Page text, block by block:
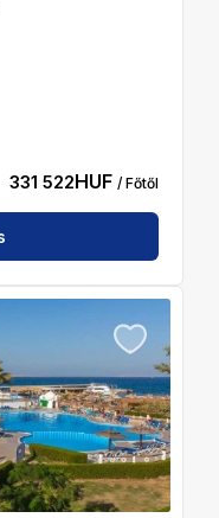
331 522HUF / Főtől